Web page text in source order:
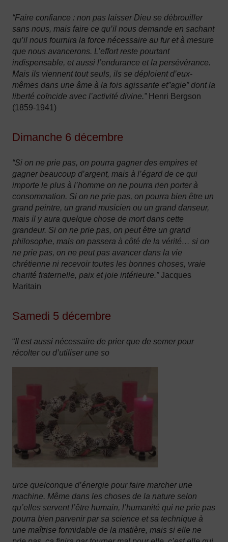
“Faire confiance : non pas laisser Dieu se débrouiller
sans nous, mais faire ce qu’il nous demande en sachant
qu’il nous fournira la force nécessaire au fur et à mesure
que nous avancerons. L’effort reste pourtant
indispensable, et aussi l’endurance et la persévérance.
Mais ils viennent tout seuls, ils se déploient d’eux-
mêmes dans une âme à la fois agissante et”agie” dont la
liberté coïncide avec l’activité divine.”Henri Bergson
(1859-1941)
Dimanche 6 décembre
“Si on ne prie pas, on pourra gagner des empires et
gagner beaucoup d’argent, mais à l’égard de ce qui
importe le plus à l’homme on ne pourra rien porter à
consommation. Si on ne prie pas, on pourra bien être un
grand peintre, un grand musicien ou un grand danseur,
mais il y aura quelque chose de mort dans cette
grandeur. Si on ne prie pas, on peut être un grand
philosophe, mais on passera à côté de la vérité… si on
ne prie pas, on ne peut pas avancer dans la vie
chrétienne ni recevoir toutes les bonnes choses, vraie
charité fraternelle, paix et joie intérieure.”Jacques
Maritain
Samedi 5 décembre
“Il est aussi nécessaire de prier que de semer pour
récolter ou d’utiliser une so
urce quelconque d’énergie pour faire marcher une
machine. Même dans les choses de la nature selon
qu’elles servent l’être humain, l’humanité qui ne prie pas
pourra bien parvenir par sa science et sa technique à
une maîtrise formidable de la matière, mais si elle ne